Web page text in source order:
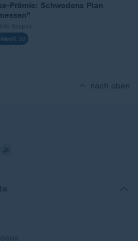
Prämie: Schwedens Plan
0:50
nach oben